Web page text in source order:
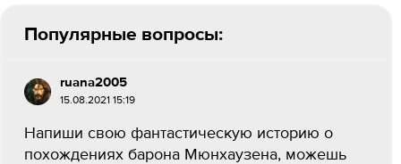
Популярные вопросы:
ruana2005
15.08.2021 15:19
Напиши свою фантастическую историю о
похождениях барона Мюнхаузена, можешь